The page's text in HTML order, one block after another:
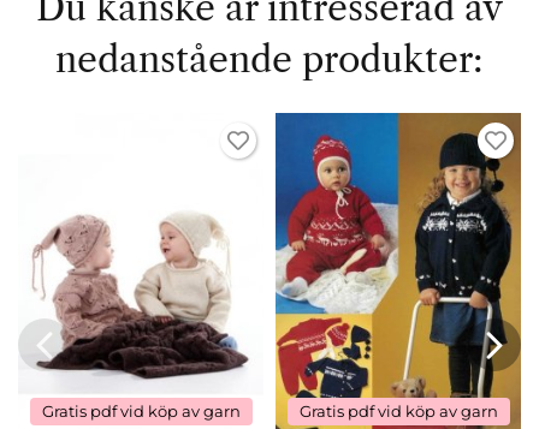
nedanstående produkter:
Gratis pdf vid köp av garn Gratis pdf vid köp av garn